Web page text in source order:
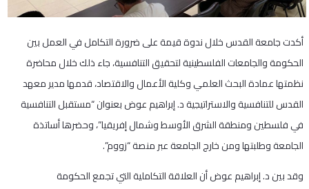
أكدت جامعة القدس خلال ندوة قيمة على ضرورة التكامل في العمل بين
الحكومة والجامعات الفلسطينية لتحقيق التنافسية، جاء ذلك خلال محاضرة
نظمتها عمادة البحث العلمي وكلية الأعمال والاقتصاد، قدمها مدير معهد
القدس للتنافسية والاستراتيجية د. إبراهيم عوض بعنوان “مستقبل التنافسية
في فلسطين ومنطقة الشرق الأوسط وشمال إفريقيا”، وحضرها أساتذة
الجامعة وطلبتها ومن خارج الجامعة عبر منصة “زووم”.
وقد بين د. إبراهيم عوض أن العلاقة التكاملية التي تجمع الحكومة